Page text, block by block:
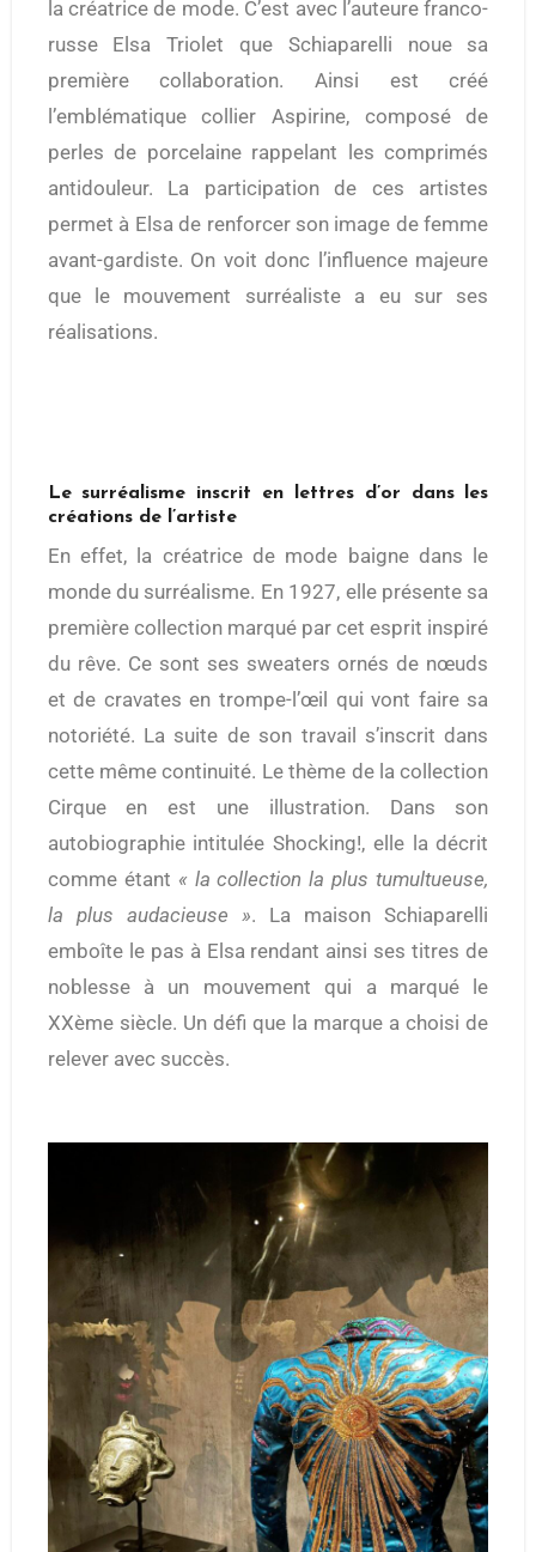
la créatrice de mode. C’est avec l’auteure franco-
russe Elsa Triolet que Schiaparelli noue sa
première collaboration. Ainsi est créé
l’emblématique collier Aspirine, composé de
perles de porcelaine rappelant les comprimés
antidouleur. La participation de ces artistes
permet à Elsa de renforcer son image de femme
avant-gardiste. On voit donc l’influence majeure
que le mouvement surréaliste a eu sur ses
réalisations.
Le surréalisme inscrit en lettres d’or dans les
créations de l’artiste
En effet, la créatrice de mode baigne dans le
monde du surréalisme. En 1927, elle présente sa
première collection marqué par cet esprit inspiré
du rêve. Ce sont ses sweaters ornés de nœuds
et de cravates en trompe-l’œil qui vont faire sa
notoriété. La suite de son travail s’inscrit dans
cette même continuité. Le thème de la collection
Cirque en est une illustration. Dans son
autobiographie intitulée Shocking!, elle la décrit
comme étant « la collection la plus tumultueuse,
la plus audacieuse ». La maison Schiaparelli
emboîte le pas à Elsa rendant ainsi ses titres de
noblesse à un mouvement qui a marqué le
XXème siècle. Un défi que la marque a choisi de
relever avec succès.